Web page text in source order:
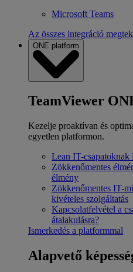
Microsoft Teams
Az összes integráció
ONE platform
TeamViewer
Kezelje proaktívan és
egyetlen platformon.
Lean IT-csapatoknak
Zökkenőmentes
élmény
Zökkenőmentes IT-
kivételes szolgáltatás
Kapcsolatfelvétel a
átalakulásra?
Ismerkedés a platformmal
Alapvető